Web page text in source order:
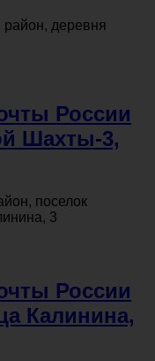
район, деревня
России
Шахты-3,
поселок
3
России
Калинина,